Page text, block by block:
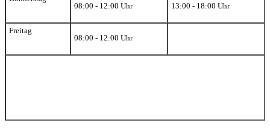
08:00 - 12:00 Uhr
13:00 - 18:00 Uhr
Freitag
08:00 - 12:00 Uhr